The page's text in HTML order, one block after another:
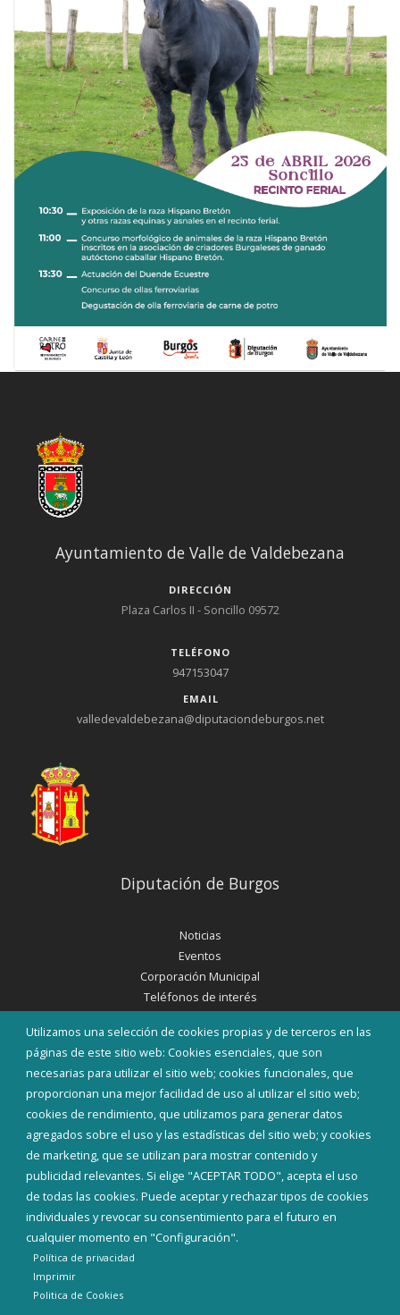
Utilizamos una selección de cookies propias y de terceros en las
páginas de este sitio web: Cookies esenciales, que son
necesarias para utilizar el sitio web; cookies funcionales, que
proporcionan una mejor facilidad de uso al utilizar el sitio web;
cookies de rendimiento, que utilizamos para generar datos
agregados sobre el uso y las estadísticas del sitio web; y cookies
de marketing, que se utilizan para mostrar contenido y
publicidad relevantes. Si elige "ACEPTAR TODO", acepta el uso
de todas las cookies. Puede aceptar y rechazar tipos de cookies
individuales y revocar su consentimiento para el futuro en
cualquier momento en "Configuración".
Política de privacidad
Imprimir
Politica de Cookies
Ayuntamiento de Valle de Valdebezana
DIRECCIÓN
Plaza Carlos II - Soncillo 09572
TELÉFONO
947153047
EMAIL
valledevaldebezana@diputaciondeburgos.net
Diputación de Burgos
Noticias
Eventos
Corporación Municipal
Teléfonos de interés
INICIAR SESIÓN